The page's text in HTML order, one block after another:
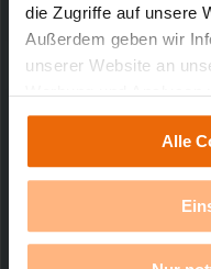
die Zugriffe auf unsere
Außerdem geben wir
unserer Website an
Werbung und Analysen
diese Informationen
zusammen, die Sie
sie im Rahmen Ihrer
haben. Mit einem Klick
vorgenannten Zwecke
Alle
Sie benötigen
unserer Produkte?